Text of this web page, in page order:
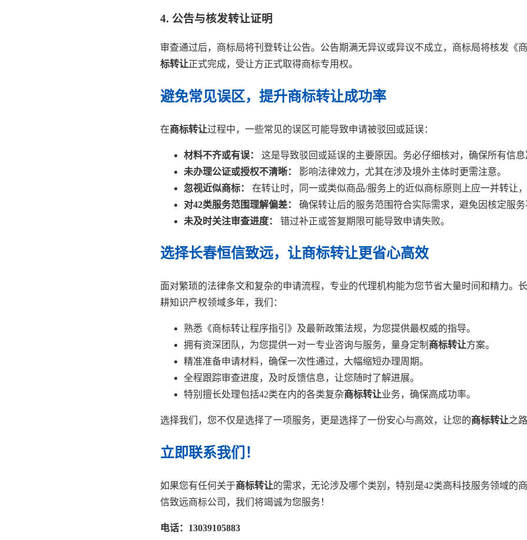
4. 公告与核发转让证明
审查通过后，商标局将刊登转让公告。公告期满无异议或异议不成立，商标局将核发《
标转让正式完成，受让方正式取得商标专用权。
避免常见误区，提升商标转让成功率
在商标转让过程中，一些常见的误区可能导致申请被驳回或延误：
材料不齐或有误：
这是导致驳回或延误的主要原因。务必仔细核对，确保所有信息
未办理公证或授权不清晰：
影响法律效力，尤其在涉及境外主体时更需注意。
忽视近似商标：
在转让时，同一或类似商品/服务上的近似商标原则上应一并转让
对42类服务范围理解偏差：
确保转让后的服务范围符合实际需求，避免因核定服务
未及时关注审查进度：
错过补正或答复期限可能导致申请失败。
选择长春恒信致远，让商标转让更省心高效
面对繁琐的法律条文和复杂的申请流程，专业的代理机构能为您节省大量时间和精力。
耕知识产权领域多年，我们：
熟悉《商标转让程序指引》及最新政策法规，为您提供最权威的指导。
拥有资深团队，为您提供一对一专业咨询与服务，量身定制 商标转让方案。
精准准备申请材料，确保一次性通过，大幅缩短办理周期。
全程跟踪审查进度，及时反馈信息，让您随时了解进展。
特别擅长处理包括42类在内的各类复杂商标转让业务，确保高成功率。
选择我们，您不仅是选择了一项服务，更是选择了一份安心与高效，让您的商标转让之
立即联系我们！
如果您有任何关于商标转让的需求，无论涉及哪个类别，特别是42类高科技服务领域的
信致远商标公司，我们将竭诚为您服务！
电话：13039105883